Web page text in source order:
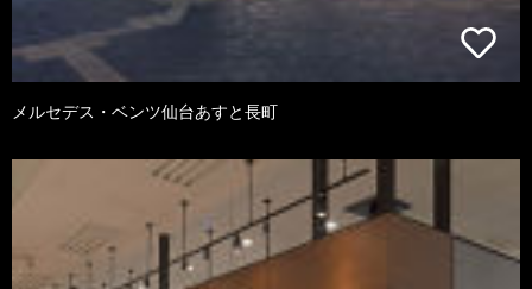
メルセデス・ベンツ仙台あすと長町